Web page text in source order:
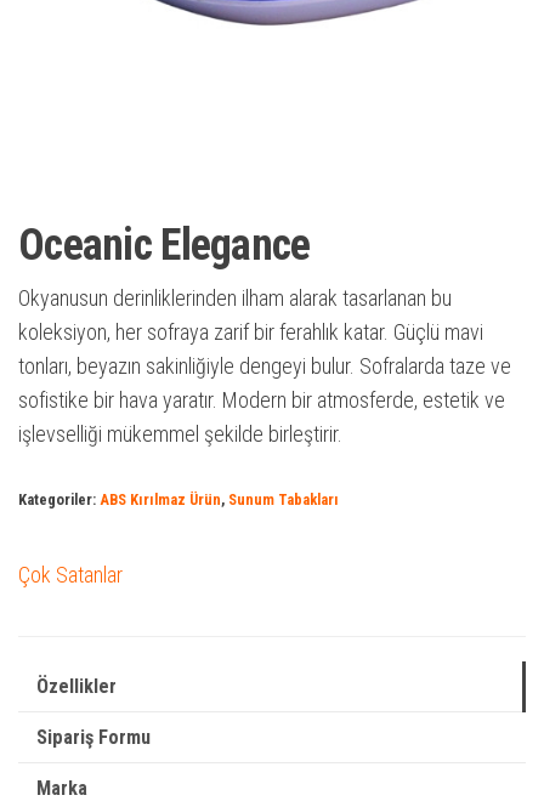
Oceanic Elegance
Okyanusun derinliklerinden ilham alarak tasarlanan bu
koleksiyon, her sofraya zarif bir ferahlık katar. Güçlü mavi
tonları, beyazın sakinliğiyle dengeyi bulur. Sofralarda taze ve
sofistike bir hava yaratır. Modern bir atmosferde, estetik ve
işlevselliği mükemmel şekilde birleştirir.
Kategoriler: ABS Kırılmaz Ürün, Sunum Tabakları
Çok Satanlar
Özellikler
Sipariş Formu
Marka